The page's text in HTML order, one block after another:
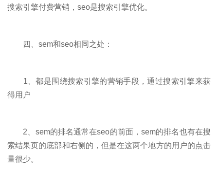
搜索引擎付费营销，seo是搜索引擎优化。
四、sem和seo相同之处：
1、都是围绕搜索引擎的营销手段，通过搜索引擎来获
得用户
2、sem的排名通常在seo的前面，sem的排名也有在搜
索结果页的底部和右侧的，但是在这两个地方的用户的点击
量很少。